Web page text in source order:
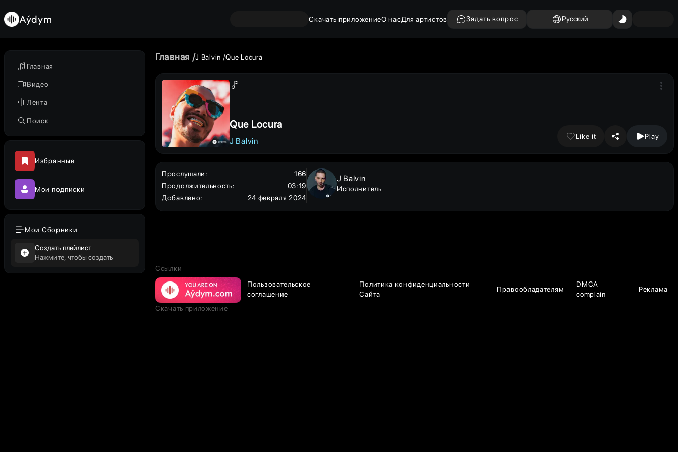
Главная
Видео
Лента
Поиск
Избранные
Мои подписки
Мои Сборники
Создать плейлист
Нажмите, чтобы создать
Aýdym Скачать приложениеО насДля артистов Задать вопрос Русский
Главная J Balvin Que Locura
Que Locura
J Balvin
Like it Play
Прослушали:
166
Продолжительность:
03:19
Добавлено: 24 февраля 2024
J Balvin
Исполнитель
Ссылки
Пользовательское
соглашение
Политика конфиденциальности
Сайта
Правообладателям
DMCA
complain
Реклама
Скачать приложение